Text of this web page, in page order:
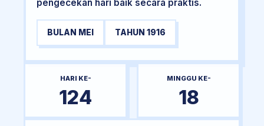
pengecekan hari baik secara praktis.
BULAN MEI TAHUN 1916
HARI KE-
124
MINGGU KE-
18